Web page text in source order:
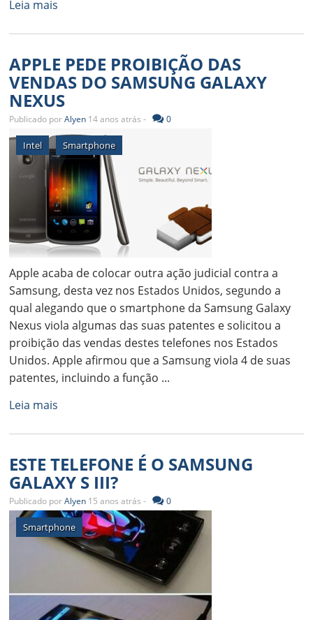
Leia mais
APPLE PEDE PROIBIÇÃO DAS
VENDAS DO SAMSUNG GALAXY
NEXUS
Publicado porAlyen 14 anos atrás - 0
Intel Smartphone
Apple acaba de colocar outra ação judicial contra a
Samsung, desta vez nos Estados Unidos, segundo a
qual alegando que o smartphone da Samsung Galaxy
Nexus viola algumas das suas patentes e solicitou a
proibição das vendas destes telefones nos Estados
Unidos. Apple afirmou que a Samsung viola 4 de suas
patentes, incluindo a função ...
Leia mais
ESTE TELEFONE É O SAMSUNG
GALAXY S III?
Publicado porAlyen 15 anos atrás - 0
Smartphone